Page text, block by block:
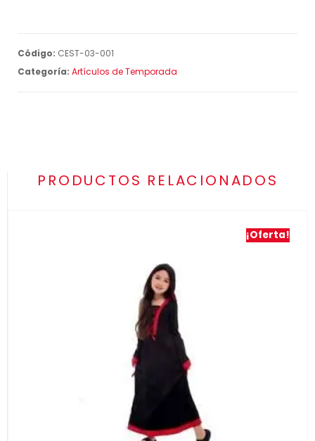
Código: CEST-03-001
Categoría: Artículos de Temporada
PRODUCTOS RELACIONADOS
¡Oferta!